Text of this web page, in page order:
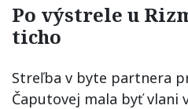
Po výstrele u
ticho
Streľba v byte partnera
Čaputovej mala byť vlani